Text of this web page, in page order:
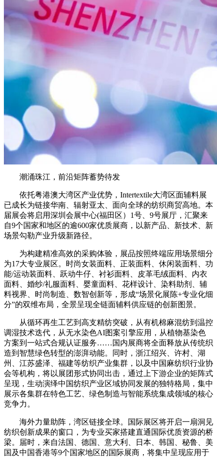
潮涌珠江，前沿矩阵蓄势待发
依托粤港澳大湾区产业优势，Intertextile大湾区面辅料展
已成长为链接华南、辐射亚太、面向全球的纺织商贸高地。本
届展会将启用深圳会展中心(福田区）1号、9号展厅，汇聚来
自9个国家和地区的逾600家优质展商，以新产品、新技术、新
场景勾勒产业升级新路径。
为构建精准高效的采购体验，展品按照终端应用场景细分
为17大专业展区。时尚女装面料、正装面料、休闲装面料、功
能/运动装面料、跃动牛仔、衬衫面料、皮革毛绒面料、内衣
面料、婚纱/礼服面料、婴童面料、花样设计、染料助剂、辅
料视界、时尚制造、数智创新等，形成“场景化展陈+专业化细
分”的双维布局，全景呈现全链面辅料供应链的创新图景。
从循环再生工艺到高支精纺突破，从有机棉麻混纺到温控
调湿技术迭代，从无水染色AI图案引擎应用，从植物基染色
方案到一站式合规认证服务……国内展商将全面释放从传统织
造到智慧绿色转型的澎湃动能。同时，浙江绍兴、许村、湖
州、江苏盛泽、福建等纺织产业集群，以及中国麻纺织行业协
会等机构，将以展团形式协同出击，通过上下游企业的矩阵式
呈现，生动演绎中国纺织产业区域协同发展的独特格局，集中
展示各集群在特色工艺、绿色制造与智能系统集成领域的核心
竞争力。
海外力量助阵，湾区链接全球。国际展区将开启一扇洞见
纺织创新成果的窗口，为专业买家搭建直通国际优质资源的桥
梁。届时，来自法国、德国、意大利、日本、韩国、秘鲁、美
国及中国香港等9个国家地区的国际展商，将集中呈现应用于